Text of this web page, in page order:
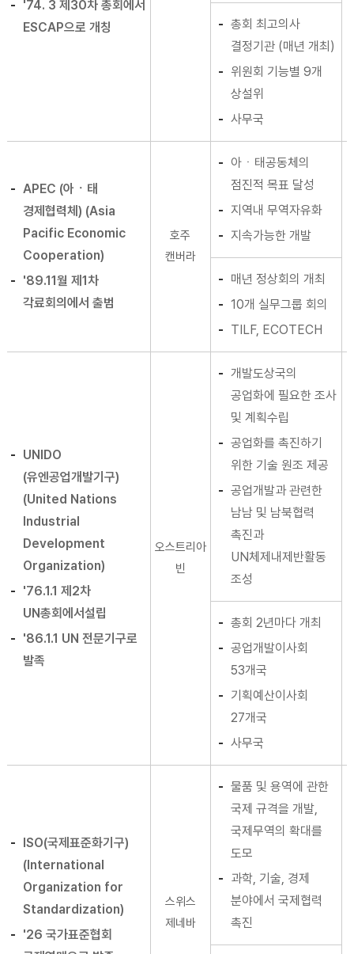
'74. 3 제30차 총회에서
ESCAP으로 개칭
총회 최고의사
결정기관 (매년 개최)
위원회 기능별 9개
상설위
사무국
APEC (아ㆍ태
경제협력체) (Asia
Pacific Economic
Cooperation)
'89.11월 제1차
각료회의에서 출범
호주
캔버라
아ㆍ태공동체의
점진적 목표 달성
지역내 무역자유화
지속가능한 개발
매년 정상회의 개최
10개 실무그룹 회의
TILF, ECOTECH
UNIDO
(유엔공업개발기구)
(United Nations
Industrial
Development
Organization)
'76.1.1 제2차
UN총회에서설립
'86.1.1 UN 전문기구로
발족
오스트리아
빈
개발도상국의
공업화에 필요한 조사
및 계획수립
공업화를 촉진하기
위한 기술 원조 제공
공업개발과 관련한
남남 및 남북협력
촉진과
UN체제내제반활동
조성
총회 2년마다 개최
공업개발이사회
53개국
기획예산이사회
27개국
사무국
ISO(국제표준화기구)
(International
Organization for
Standardization)
'26 국가표준협회
스위스
제네바
물품 및 용역에 관한
국제 규격을 개발,
국제무역의 확대를
도모
과학, 기술, 경제
분야에서 국제협력
촉진